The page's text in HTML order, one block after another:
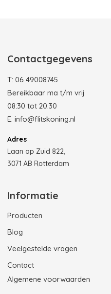
Contactgegevens
T: 06 49008745
Bereikbaar ma t/m vrij
08:30 tot 20:30
E: info@flitskoning.nl
Adres
Laan op Zuid 822,
3071 AB Rotterdam
Informatie
Producten
Blog
Veelgestelde vragen
Contact
Algemene voorwaarden